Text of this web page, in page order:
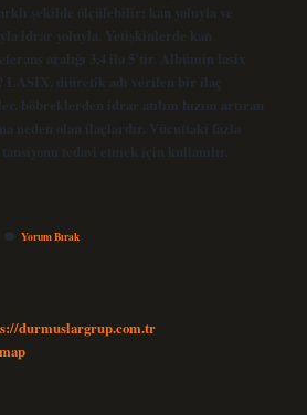
şekilde ölçülebilir: kan yoluyla ve
idrar yoluyla. Yetişkinlerde kan
aralığı 3,4 ila 5’tir. Albümin lasix
LASIX, diüretik adı verilen bir ilaç
böbreklerden idrar atılım hızını artıran
neden olan ilaçlardır. Vücuttaki fazla
tedavi etmek için kullanılır.
Yorum Bırak
durmuslargrup.com.tr